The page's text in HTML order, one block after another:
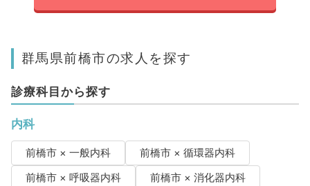
群馬県前橋市の求人を探す
診療科目から探す
内科
前橋市 × 一般内科
前橋市 × 循環器内科
前橋市 × 呼吸器内科
前橋市 × 消化器内科